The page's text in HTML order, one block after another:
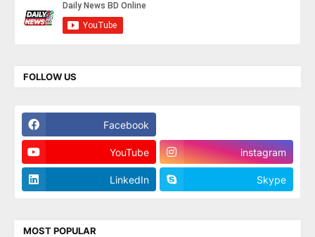
FOLLOW US
Facebook
YouTube instagram
LinkedIn Skype
MOST POPULAR